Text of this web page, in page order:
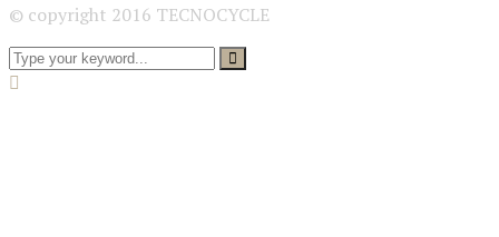
© copyright 2016 TECNOCYCLE